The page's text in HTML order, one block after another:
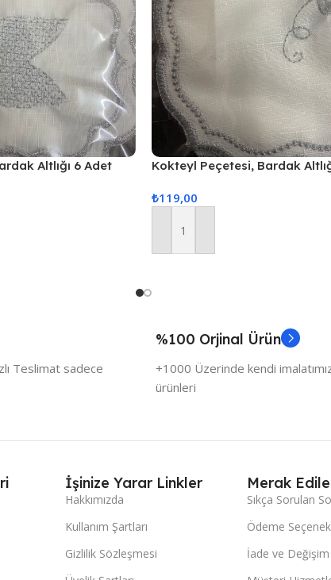
Altlığı 6 Adet
Kokteyl Peçetesi, Bardak
₺119,00
Sepete Ekle
Teslimat sadece
%100 Orjinal Ürün
+1000 Üzerinde kendi
ürünleri
İşinize Yarar Linkler
Hakkımızda
Kullanım Şartları
Gizlilik Sözleşmesi
Merak
Sıkça Sorulan
Ödeme
İade ve